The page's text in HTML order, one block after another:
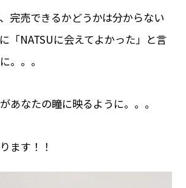
完売できるかどうかは分からない
「NATSUに会えてよかった」と言
。。。
あなたの瞳に映るように。。。
ます！！